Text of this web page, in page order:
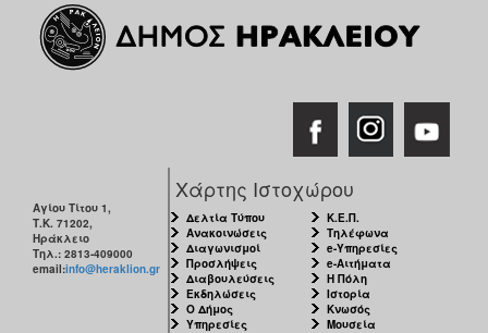
ΠΟΛΙΤΙΣΜΟΣ
ΑΝΘΕΚΤΙΚΗ
Αγίου Τίτου 1,
Τ.Κ. 71202,
Ηράκλειο
Τηλ.: 2813-409000
email:info@heraklion.gr
Χάρτης Ιστοχώρου
Δελτία Τύπου
Ανακοινώσεις
Διαγωνισμοί
Προσλήψεις
Διαβουλεύσεις
Εκδηλώσεις
Ο Δήμος
Υπηρεσίες
Κ.Ε.Π.
Τηλέφωνα
e-Υπηρεσίες
e-Αιτήματα
Η Πόλη
Ιστορία
Κνωσός
Μουσεία